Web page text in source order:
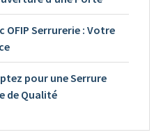
OFIP Serrurerie : Votre
pour une Serrure
de Qualité